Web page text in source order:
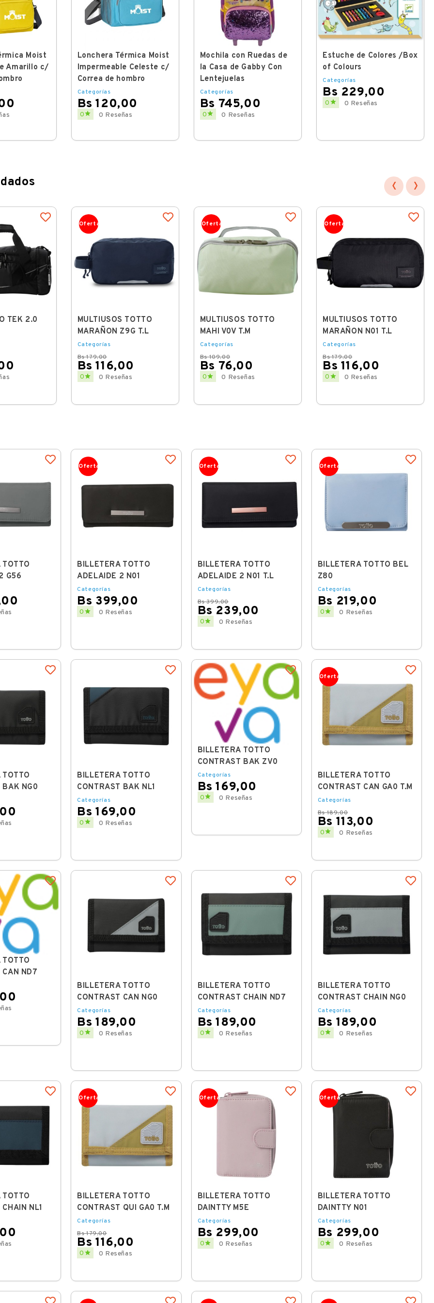
Moist
Amarillo c/
Lonchera Térmica Moist
Impermeable Celeste c/
Correa de hombro
Categorías
Bs 120,00
Price
0 0 Reseñas
Mochila con Ruedas de
la Casa de Gabby Con
Lentejuelas
Categorías
Bs 745,00
Price
0 0 Reseñas
Estuche de Colores /Box
of Colours
Categorías
Bs 229,00
Price
0  0 Reseñas
TEK 2.0
Oferta
MULTIUSOS TOTTO
MARAÑON Z9G T.L
Categorías
Bs 179,00
Bs 116,00
Regular
price
Price
0 0 Reseñas
Oferta
MULTIUSOS TOTTO
MAHI V0V T.M
Categorías
Bs 109,00
Bs 76,00
Regular
price
Price
0 0 Reseñas
Oferta
MULTIUSOS TOTTO
MARAÑON N01 T.L
Categorías
Bs 179,00
Bs 116,00
Regular
price
Price
0  0 Reseñas
‹ ›
TOTTO
G56
Oferta
BILLETERA TOTTO
ADELAIDE 2 N01
Categorías
Bs 399,00
Price
0  0 Reseñas
Oferta
BILLETERA TOTTO
ADELAIDE 2 N01 T.L
Categorías
Bs 399,00
Bs 239,00
Regular
price
Price
0 0 Reseñas
Oferta
BILLETERA TOTTO BEL
Z80
Categorías
Bs 219,00
Price
0 0 Reseñas
TOTTO
BAK NG0
BILLETERA TOTTO
CONTRAST BAK NL1
Categorías
Bs 169,00
Price
0  0 Reseñas
BILLETERA TOTTO
CONTRAST BAK ZV0
Categorías
Bs 169,00
Price
0 0 Reseñas
Oferta
BILLETERA TOTTO
CONTRAST CAN GA0 T.M
Categorías
Bs 189,00
Bs 113,00
Regular
price
Price
0 0 Reseñas
TOTTO
CAN ND7
BILLETERA TOTTO
CONTRAST CAN NG0
Categorías
Bs 189,00
Price
0  0 Reseñas
BILLETERA TOTTO
CONTRAST CHAIN ND7
Categorías
Bs 189,00
Price
0 0 Reseñas
BILLETERA TOTTO
CONTRAST CHAIN NG0
Categorías
Bs 189,00
Price
0 0 Reseñas
TOTTO
NL1
Oferta
BILLETERA TOTTO
CONTRAST QUI GA0 T.M
Categorías
Bs 179,00
Bs 116,00
Regular
price
Price
0  0 Reseñas
Oferta
BILLETERA TOTTO
DAINTTY M5E
Categorías
Bs 299,00
Price
0 0 Reseñas
Oferta
BILLETERA TOTTO
DAINTTY N01
Categorías
Bs 299,00
Price
0 0 Reseñas